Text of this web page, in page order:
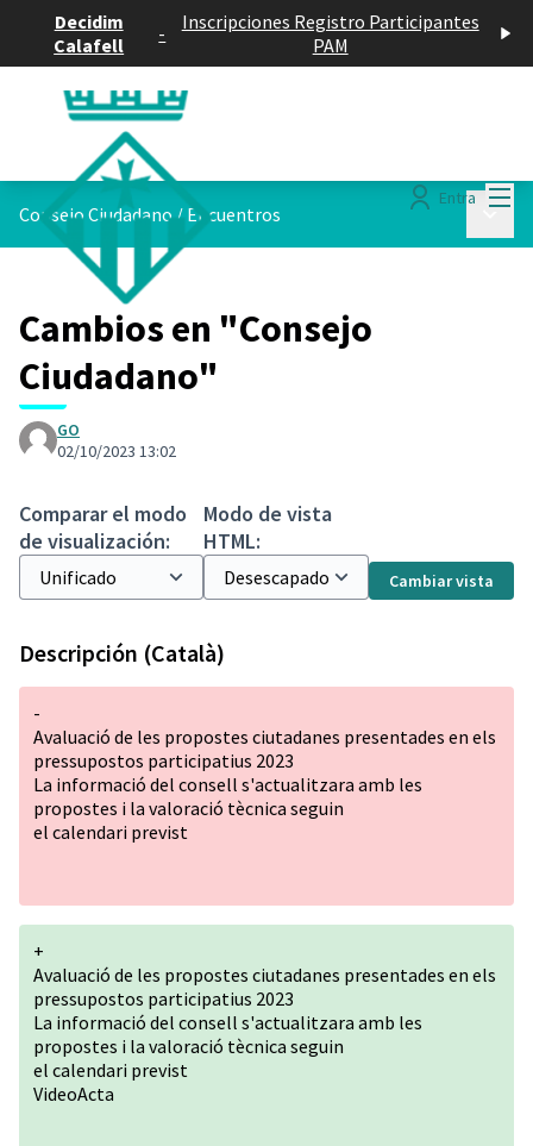
Decidim
Calafell
-
Inscripciones Registro Participantes
PAM
Entra
Consejo Ciudadano / Encuentros
Cambios en "Consejo
Ciudadano"
GO
02/10/2023 13:02
Comparar el modo
de visualización:
Modo de vista
HTML:
Cambiar vista
Descripción (Català)
-
Avaluació de les propostes ciutadanes presentades en els
pressupostos participatius 2023
La informació del consell s'actualitzara amb les
propostes i la valoració tècnica seguin
el calendari previst
+
Avaluació de les propostes ciutadanes presentades en els
pressupostos participatius 2023
La informació del consell s'actualitzara amb les
propostes i la valoració tècnica seguin
el calendari previst
VideoActa